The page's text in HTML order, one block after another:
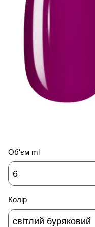
Об'єм ml
6
Колір
світлий буряковий